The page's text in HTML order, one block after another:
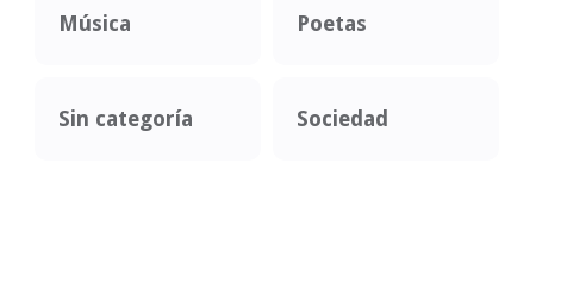
Música Poetas
Sin categoría Sociedad